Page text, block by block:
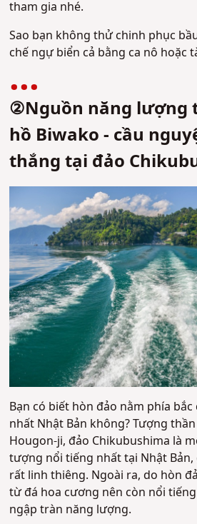
tham gia nhé.
Sao bạn không thử chinh phục
chế ngự biển cả bằng ca nô hoặc
②Nguồn năng lượng
hồ Biwako - cầu
thắng tại đảo
Bạn có biết hòn đảo nằm phía
nhất Nhật Bản không? Tượng
Hougon-ji, đảo Chikubushima là
tượng nổi tiếng nhất tại Nhật
rất linh thiêng. Ngoài ra, do hòn
từ đá hoa cương nên còn nổi
ngập tràn năng lượng.